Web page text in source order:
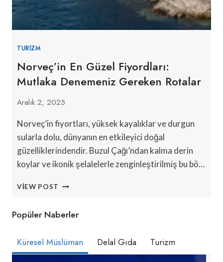
TURIZM
Norveç’in En Güzel Fiyordları:
Mutlaka Denemeniz Gereken Rotalar
Aralık 2, 2025
Norveç’in fiyortları, yüksek kayalıklar ve durgun
sularla dolu, dünyanın en etkileyici doğal
güzelliklerindendir. Buzul Çağı’ndan kalma derin
koylar ve ikonik şelalelerle zenginleştirilmiş bu bö…
VIEW POST NORVEÇ’IN
FIYORDLARI:
GEREKEN
ROTALAR
Popüler Naberler
Küresel Müslüman Delal Gıda Turizm